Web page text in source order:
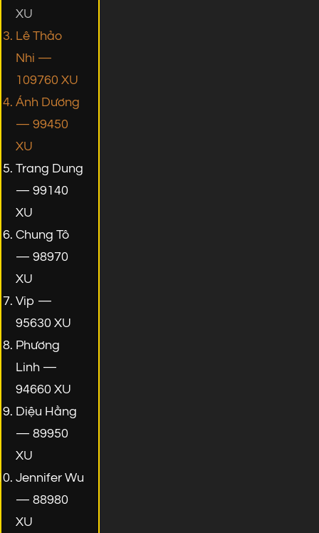
XU
Lê Thảo
Nhi —
109760 XU
Ánh Dương
— 99450
XU
Trang Dung
— 99140
XU
Chung Tô
— 98970
XU
Vip —
95630 XU
Phương
Linh —
94660 XU
Diệu Hằng
— 89950
XU
Jennifer Wu
— 88980
XU